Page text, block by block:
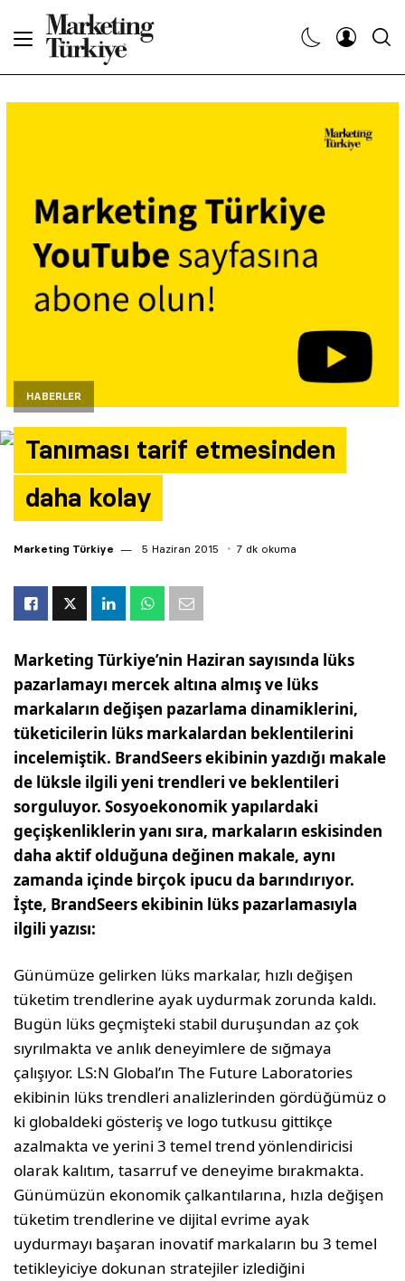
HABERLER
Tanıması tarif etmesinden
daha kolay
Marketing Türkiye 5 Haziran 2015 7 dk okuma
Marketing Türkiye’nin Haziran sayısında lüks
pazarlamayı mercek altına almış ve lüks
markaların değişen pazarlama dinamiklerini,
tüketicilerin lüks markalardan beklentilerini
incelemiştik. BrandSeers ekibinin yazdığı makale
de lüksle ilgili yeni trendleri ve beklentileri
sorguluyor. Sosyoekonomik yapılardaki
geçişkenliklerin yanı sıra, markaların eskisinden
daha aktif olduğuna değinen makale, aynı
zamanda içinde birçok ipucu da barındırıyor.
İşte, BrandSeers ekibinin lüks pazarlamasıyla
ilgili yazısı:
Günümüze gelirken lüks markalar, hızlı değişen
tüketim trendlerine ayak uydurmak zorunda kaldı.
Bugün lüks geçmişteki stabil duruşundan az çok
sıyrılmakta ve anlık deneyimlere de sığmaya
çalışıyor. LS:N Global’ın The Future Laboratories
ekibinin lüks trendleri analizlerinden gördüğümüz o
ki globaldeki gösteriş ve logo tutkusu gittikçe
azalmakta ve yerini 3 temel trend yönlendiricisi
olarak kalıtım, tasarruf ve deneyime bırakmakta.
Günümüzün ekonomik çalkantılarına, hızla değişen
tüketim trendlerine ve dijital evrime ayak
uydurmayı başaran inovatif markaların bu 3 temel
tetikleyiciye dokunan stratejiler izlediğini
Dergiler
Etkinlikler
Yazarlar
Araştırma